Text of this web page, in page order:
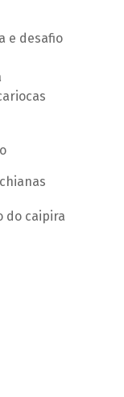
e desafio
do caipira